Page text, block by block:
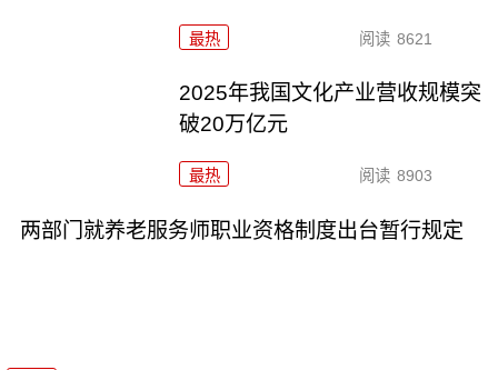
最热 阅读 8621
2025年我国文化产业营收规模突
破20万亿元
最热 阅读 8903
两部门就养老服务师职业资格制度出台暂行规定